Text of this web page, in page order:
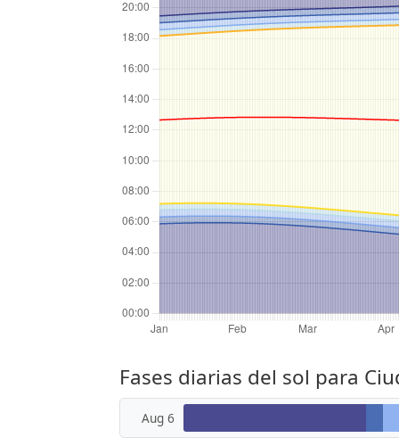
Fases diarias del sol para
Aug 6